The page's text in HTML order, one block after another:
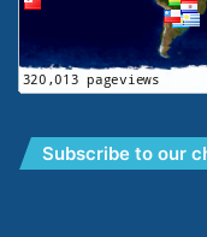
Subscribe to our